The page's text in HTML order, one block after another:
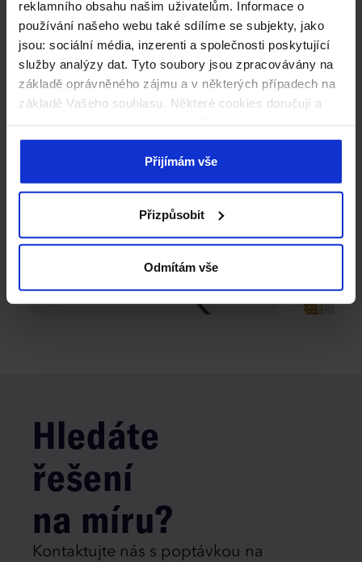
reklamního obsahu našim uživatelům. Informace o
používání našeho webu také sdílíme se subjekty, jako
jsou: sociální média, inzerenti a společnosti poskytující
služby analýzy dat. Tyto soubory jsou zpracovávány na
základě oprávněného zájmu a v některých případech na
základě Vašeho souhlasu. Některé cookies doručují a
naleznete níže. Kliknutím na „Přijímám vše“ souhlasíte s
naším používáním všech výše uvedených typů souborů
cookie (cookies). Pokud kliknete na tlačítko „Odmítám
našich stránek. Pokud se chcete sami rozhodnout, jaké
typy cookies budou používány, klikněte na „Přizpůsobit“.
Přijímám vše
Přizpůsobit
Odmítám vše
Hledáte
řešení
na míru?
Kontaktujte nás s poptávkou na